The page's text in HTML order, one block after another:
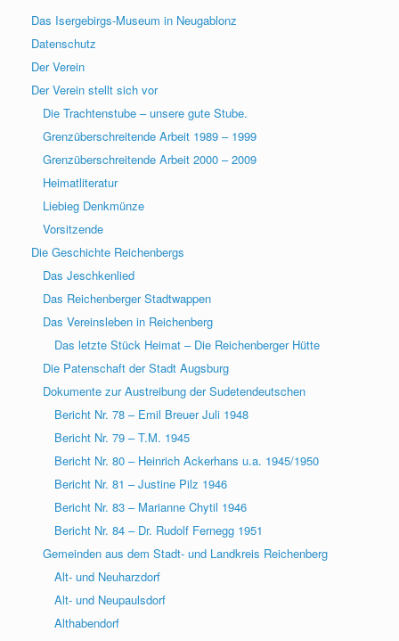
Das Isergebirgs-Museum in Neugablonz
Datenschutz
Der Verein
Der Verein stellt sich vor
Die Trachtenstube – unsere gute Stube.
Grenzüberschreitende Arbeit 1989 – 1999
Grenzüberschreitende Arbeit 2000 – 2009
Heimatliteratur
Liebieg Denkmünze
Vorsitzende
Die Geschichte Reichenbergs
Das Jeschkenlied
Das Reichenberger Stadtwappen
Das Vereinsleben in Reichenberg
Das letzte Stück Heimat – Die Reichenberger Hütte
Die Patenschaft der Stadt Augsburg
Dokumente zur Austreibung der Sudetendeutschen
Bericht Nr. 78 – Emil Breuer Juli 1948
Bericht Nr. 79 – T.M. 1945
Bericht Nr. 80 – Heinrich Ackerhans u.a. 1945/1950
Bericht Nr. 81 – Justine Pilz 1946
Bericht Nr. 83 – Marianne Chytil 1946
Bericht Nr. 84 – Dr. Rudolf Fernegg 1951
Gemeinden aus dem Stadt- und Landkreis Reichenberg
Alt- und Neuharzdorf
Alt- und Neupaulsdorf
Althabendorf